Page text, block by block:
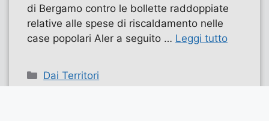
di Bergamo contro le bollette raddoppiate
relative alle spese di riscaldamento nelle
case popolari Aler a seguito … Leggi tutto
Categorie
Dai Territori